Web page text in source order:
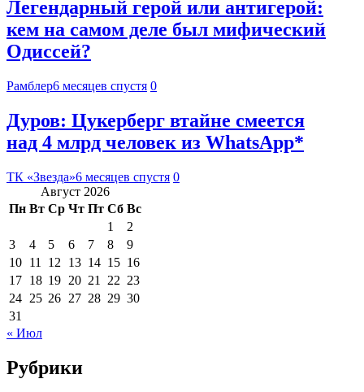
Легендарный герой или антигерой:
кем на самом деле был мифический
Одиссей?
Рамблер6 месяцев спустя 0
Дуров: Цукерберг втайне смеется
над 4 млрд человек из WhatsApp*
ТК «Звезда»6 месяцев спустя 0
Август 2026
Пн Вт Ср Чт Пт Сб Вс
1
2
3
4 5 6 7 8
9
10 11 12 13 14 15 16
17 18 19 20 21 22 23
24 25 26 27 28 29 30
31
« Июл
Рубрики